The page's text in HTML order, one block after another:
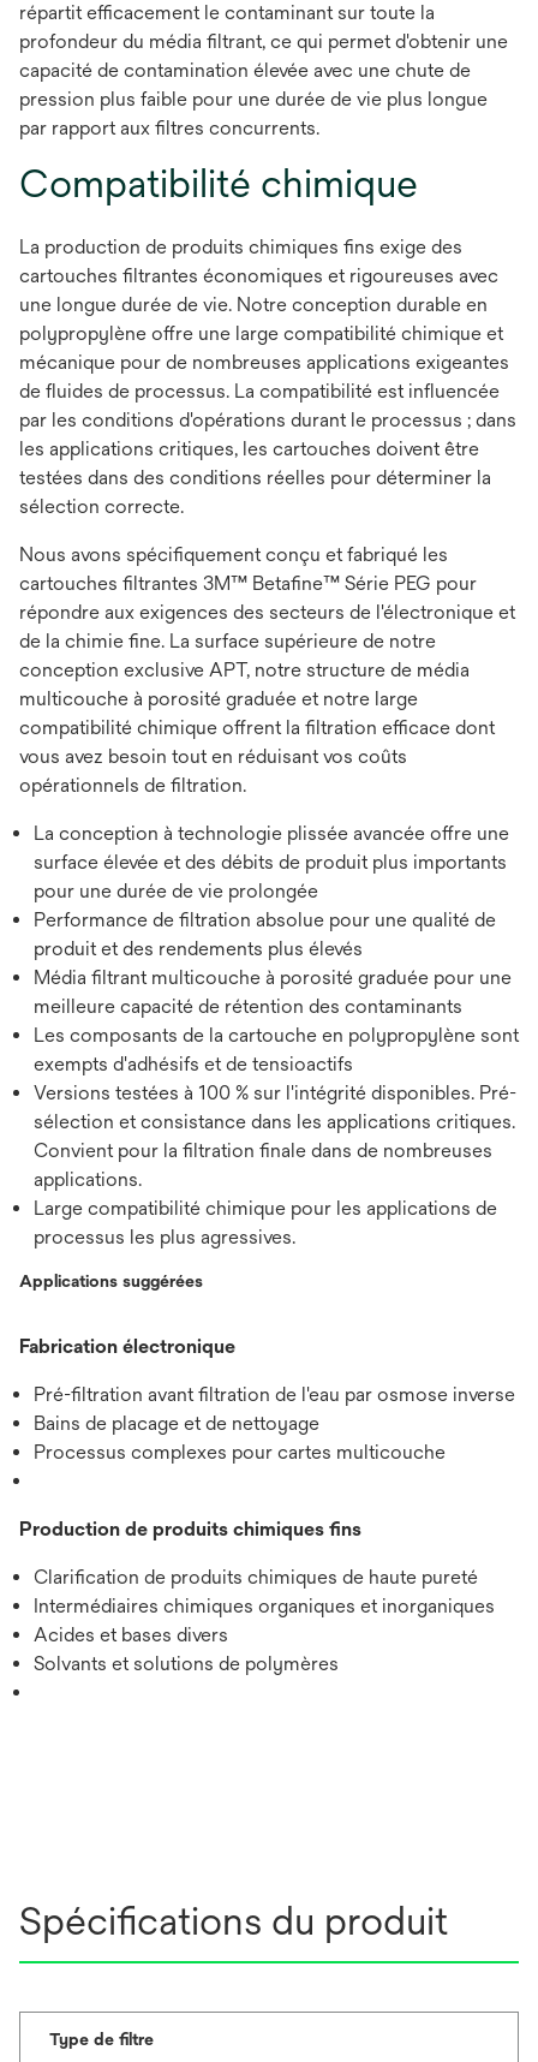
répartit efficacement le contaminant sur toute la
profondeur du média filtrant, ce qui permet d'obtenir une
capacité de contamination élevée avec une chute de
pression plus faible pour une durée de vie plus longue
par rapport aux filtres concurrents.
Compatibilité chimique
La production de produits chimiques fins exige des
cartouches filtrantes économiques et rigoureuses avec
une longue durée de vie. Notre conception durable en
polypropylène offre une large compatibilité chimique et
mécanique pour de nombreuses applications exigeantes
de fluides de processus. La compatibilité est influencée
par les conditions d'opérations durant le processus ; dans
les applications critiques, les cartouches doivent être
testées dans des conditions réelles pour déterminer la
sélection correcte.
Nous avons spécifiquement conçu et fabriqué les
cartouches filtrantes 3M™ Betafine™ Série PEG pour
répondre aux exigences des secteurs de l'électronique et
de la chimie fine. La surface supérieure de notre
conception exclusive APT, notre structure de média
multicouche à porosité graduée et notre large
compatibilité chimique offrent la filtration efficace dont
vous avez besoin tout en réduisant vos coûts
opérationnels de filtration.
La conception à technologie plissée avancée offre une
surface élevée et des débits de produit plus importants
pour une durée de vie prolongée
Performance de filtration absolue pour une qualité de
produit et des rendements plus élevés
Média filtrant multicouche à porosité graduée pour une
meilleure capacité de rétention des contaminants
Les composants de la cartouche en polypropylène sont
exempts d'adhésifs et de tensioactifs
Versions testées à 100 % sur l'intégrité disponibles. Pré-
sélection et consistance dans les applications critiques.
Convient pour la filtration finale dans de nombreuses
applications.
Large compatibilité chimique pour les applications de
processus les plus agressives.
Applications suggérées
Fabrication électronique
Pré-filtration avant filtration de l'eau par osmose inverse
Bains de placage et de nettoyage
Processus complexes pour cartes multicouche
Production de produits chimiques fins
Clarification de produits chimiques de haute pureté
Intermédiaires chimiques organiques et inorganiques
Acides et bases divers
Solvants et solutions de polymères
Spécifications du produit
Type de filtre